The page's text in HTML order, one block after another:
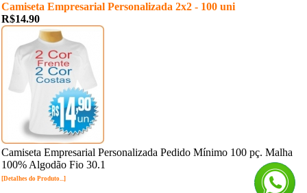
Camiseta Empresarial Personalizada 2x2 - 100 uni
R$14.90
Camiseta Empresarial Personalizada Pedido Mínimo 100 pç. Malha
100% Algodão Fio 30.1
[Detalhes do Produto...]